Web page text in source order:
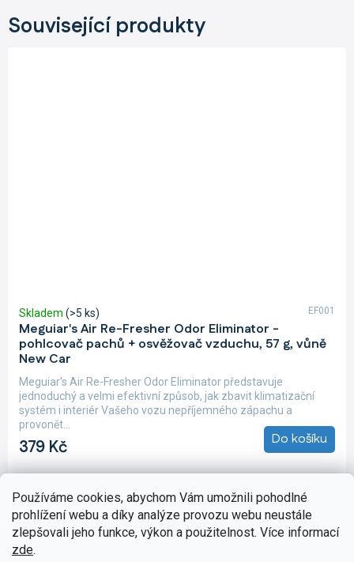
Používáme cookies, abychom Vám umožnili pohodlné
prohlížení webu a díky analýze provozu webu neustále
zlepšovali jeho funkce, výkon a použitelnost. Více informací
zde.
Související produkty
Meguiar's Air Re-Fresher Odor Eliminator -
pohlcovač pachů + osvěžovač vzduchu, 57 g, vůně
New Car
Skladem (>5 ks)
379 Kč Do košíku
Meguiar's Air Re-Fresher Odor Eliminator představuje
jednoduchý a velmi efektivní způsob, jak zbavit klimatizační
systém i interiér Vašeho vozu nepříjemného zápachu a
provonět...
EF001